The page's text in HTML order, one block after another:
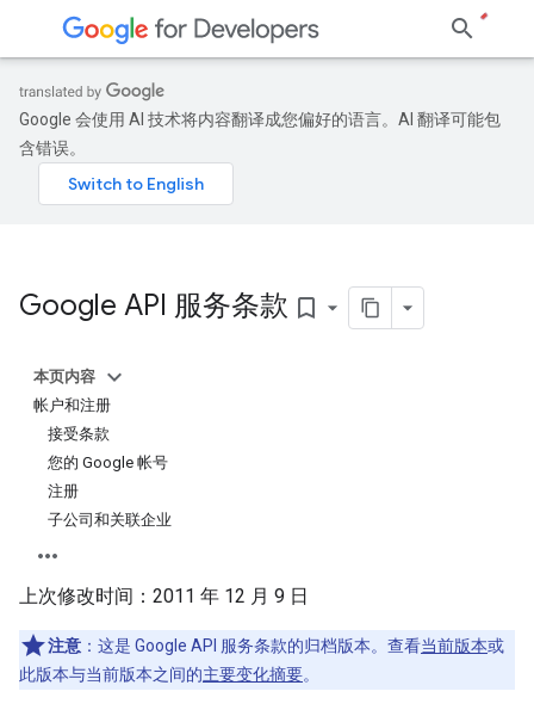
Google 会使用 AI 技术将内容翻译成您偏好的语言。AI 翻译可能包
含错误。
Google API 服务条款 bookmark_border
本页内容
帐户和注册
接受条款
您的 Google 帐号
注册
子公司和关联企业
上次修改时间： 2011 年 12 月 9 日
注意 ：这是 Google API 服务条款的归档版本。查看当前版本或
此版本与当前版本之间的主要变化摘要。